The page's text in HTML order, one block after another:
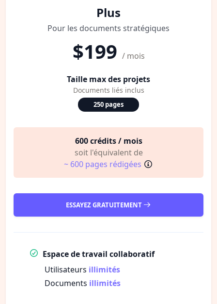
Plus
Pour les documents stratégiques
$199 / mois
Taille max des projets
Documents liés inclus
250 pages
600 crédits / mois
soit l'équivalent de
~ 600 pages rédigées
ESSAYEZ GRATUITEMENT
Espace de travail collaboratif
Utilisateurs illimités
Documents illimités